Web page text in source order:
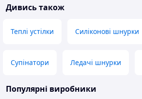
имеет запаха, это странно. То что
отдушек: Средство разработано без
синтетических ароматизаторов,
для обуви и кожи. ​Может так и есть,
что, главное чтоб не вода.
Дивись також
Теплі устілки Силіконові шнурки
Супінатори Ледачі шнурки
Популярні виробники